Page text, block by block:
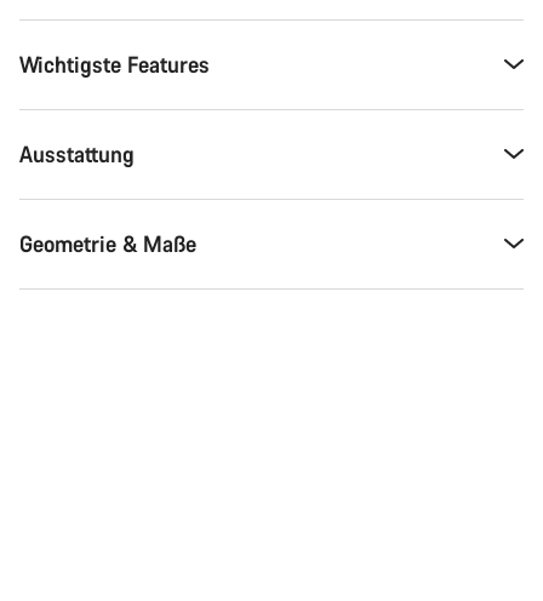
Wichtigste Features
Ausstattung
Geometrie & Maße